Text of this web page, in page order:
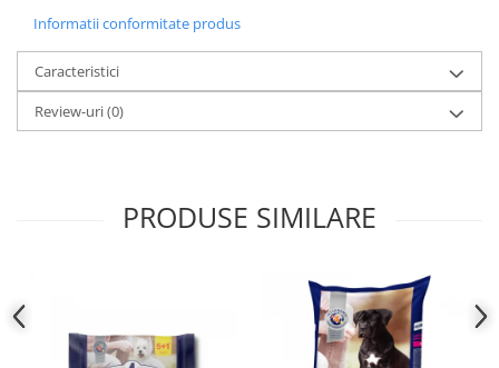
Informatii conformitate produs
Caracteristici
Review-uri(0)
PRODUSE SIMILARE